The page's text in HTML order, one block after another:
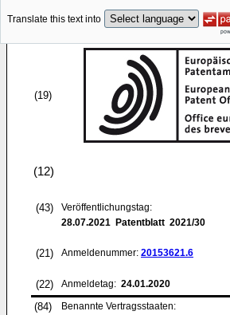
Translate this text into
(19)
(12)
(43)
Veröffentlichungstag:
28.07.2021 Patentblatt 2021/30
(21) Anmeldenummer: 20153621.6
(22) Anmeldetag: 24.01.2020
(84)
Benannte Vertragsstaaten: